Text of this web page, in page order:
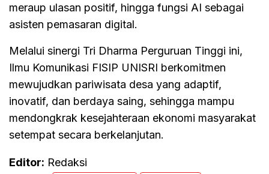
meraup ulasan positif, hingga fungsi AI sebagai
asisten pemasaran digital.
Melalui sinergi Tri Dharma Perguruan Tinggi ini,
Ilmu Komunikasi FISIP UNISRI berkomitmen
mewujudkan pariwisata desa yang adaptif,
inovatif, dan berdaya saing, sehingga mampu
mendongkrak kesejahteraan ekonomi masyarakat
setempat secara berkelanjutan.
Editor: Redaksi